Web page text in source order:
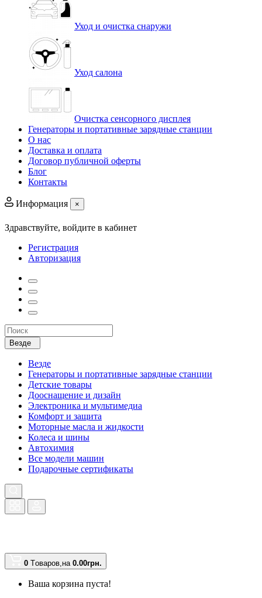
Уход и очистка снаружи
Уход салона
Очистка сенсорного дисплея
Генераторы и портативные зарядные станции
О нас
Доставка и оплата
Договор публичной оферты
Блог
Контакты
Информация ×
Здравствуйте, войдите в кабинет
Регистрация
Авторизация
Везде
Везде
Генераторы и портативные зарядные станции
Детские товары
Дооснащение и дизайн
Электроника и мультимедиа
Комфорт и защита
Моторные масла и жидкости
Колеса и шины
Автохимия
Все модели машин
Подарочные сертификаты
0 Tоваров,на 0.00грн.
Ваша корзина пуста!